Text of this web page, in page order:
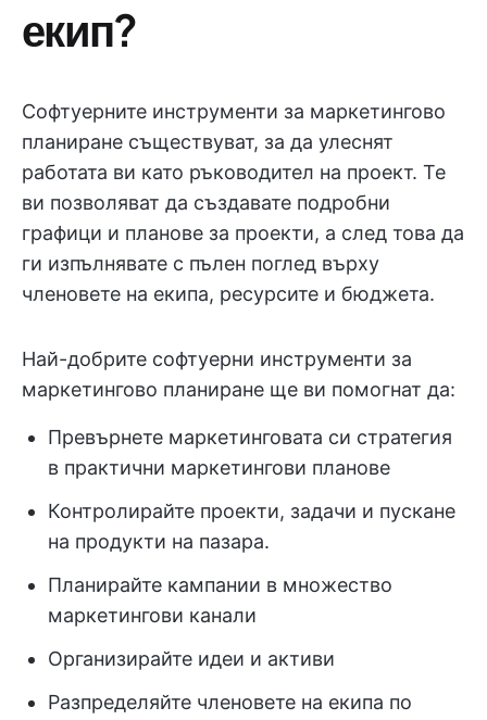
екип?
Софтуерните инструменти за маркетингово
планиране съществуват, за да улеснят
работата ви като ръководител на проект. Те
ви позволяват да създавате подробни
графици и планове за проекти, а след това да
ги изпълнявате с пълен поглед върху
членовете на екипа, ресурсите и бюджета.
Най-добрите софтуерни инструменти за
маркетингово планиране ще ви помогнат да:
Превърнете маркетинговата си стратегия
в практични маркетингови планове
Контролирайте проекти, задачи и пускане
на продукти на пазара.
Планирайте кампании в множество
маркетингови канали
Организирайте идеи и активи
Разпределяйте членовете на екипа по